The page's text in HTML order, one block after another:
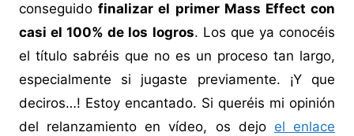
conseguidofinalizar el primer Mass Effect con
casi el 100% de los logros. Los que ya conocéis
el título sabréis que no es un proceso tan largo,
especialmente si jugaste previamente. ¡Y que
deciros…! Estoy encantado. Si queréis mi opinión
del relanzamiento en vídeo, os dejo el enlace